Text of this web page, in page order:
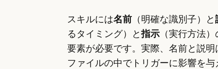
スキルには名前（明確な識別子）と
るタイミング）と指示（実行方法）
要素が必要です。実際、名前と説
ファイルの中でトリガーに影響を